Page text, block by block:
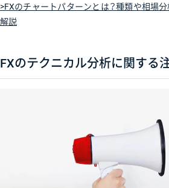
>FXのチャートパターンとは？種類や相場
解説
FXのテクニカル分析に関する